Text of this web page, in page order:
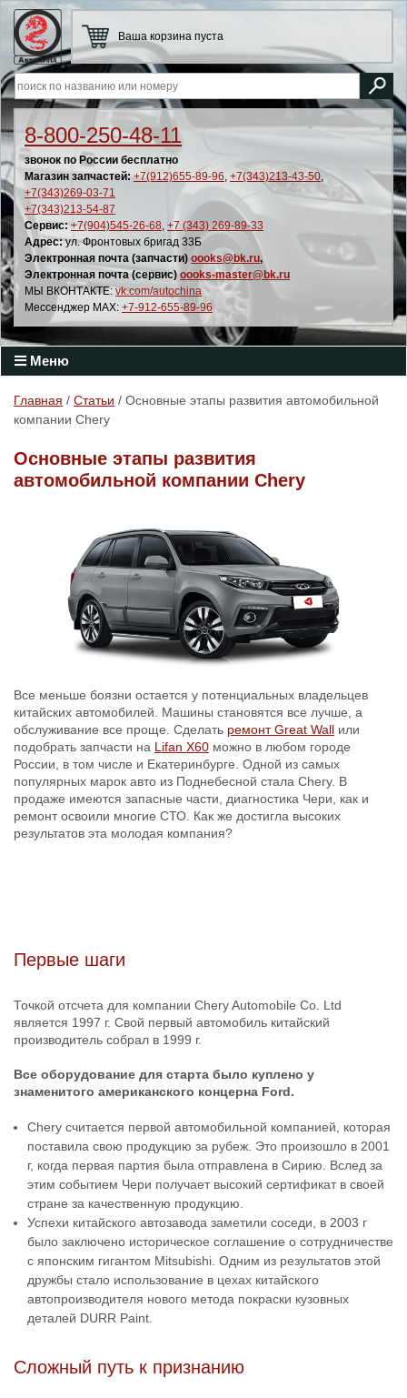
8-800-250-48-11
звонок по России бесплатно
Магазин запчастей: +7(912)655-89-96, +7(343)213-43-50,
+7(343)269-03-71
+7(343)213-54-87
Сервис: +7(904)545-26-68, +7 (343) 269-89-33
Адрес:ул. Фронтовых бригад 33Б
Электронная почта (запчасти) oooks@bk.ru,
Электронная почта (сервис) oooks-master@bk.ru
МЫ ВКОНТАКТЕ: vk.com/autochina
Мессенджер MAX: +7-912-655-89-96
Ваша корзина пуста
Меню
Главная / Статьи / Основные этапы развития автомобильной
компании Chery
Основные этапы развития
автомобильной компании Chery
Все меньше боязни остается у потенциальных владельцев
китайских автомобилей. Машины становятся все лучше, а
обслуживание все проще. Сделать ремонт Great Wall или
подобрать запчасти на Lifan X60 можно в любом городе
России, в том числе и Екатеринбурге. Одной из самых
популярных марок авто из Поднебесной стала Chery. В
продаже имеются запасные части, диагностика Чери, как и
ремонт освоили многие СТО. Как же достигла высоких
результатов эта молодая компания?
Первые шаги
Точкой отсчета для компании Chery Automobile Co. Ltd
является 1997 г. Свой первый автомобиль китайский
производитель собрал в 1999 г.
Все оборудование для старта было куплено у
знаменитого американского концерна Ford.
Chery считается первой автомобильной компанией, которая
поставила свою продукцию за рубеж. Это произошло в 2001
г, когда первая партия была отправлена в Сирию. Вслед за
этим событием Чери получает высокий сертификат в своей
стране за качественную продукцию.
Успехи китайского автозавода заметили соседи, в 2003 г
было заключено историческое соглашение о сотрудничестве
с японским гигантом Mitsubishi. Одним из результатов этой
дружбы стало использование в цехах китайского
автопроизводителя нового метода покраски кузовных
деталей DURR Paint.
Сложный путь к признанию